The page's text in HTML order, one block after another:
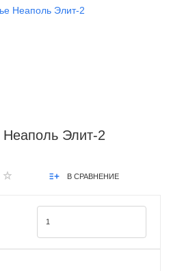
Неаполь Элит-2
В СРАВНЕНИЕ